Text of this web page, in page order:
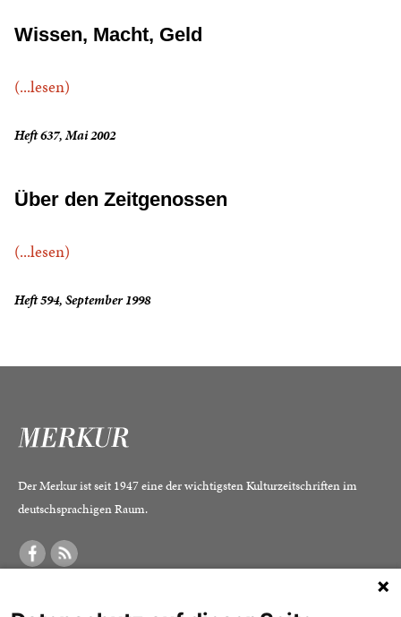
Wissen, Macht, Geld
(...lesen)
Heft 637, Mai 2002
Über den Zeitgenossen
(...lesen)
Heft 594, September 1998
Der Merkur ist seit 1947 eine der wichtigsten Kulturzeitschriften im
deutschsprachigen Raum.